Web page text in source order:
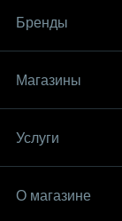
Бренды
Магазины
Услуги
О магазине